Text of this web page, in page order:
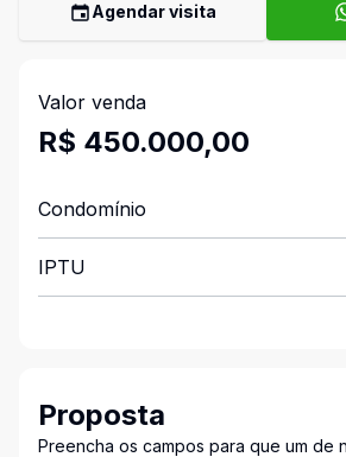
Agendar visita
Valor venda
R$ 450.000,00
Condomínio
IPTU
Proposta
Preencha os campos para que um de